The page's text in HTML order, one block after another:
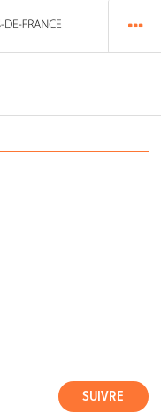
SUIVRE